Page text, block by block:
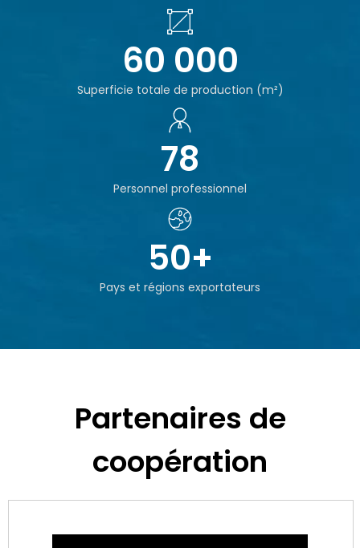
60 000
Superficie totale de production (m²)
78
Personnel professionnel
50+
Pays et régions exportateurs
Partenaires de
coopération